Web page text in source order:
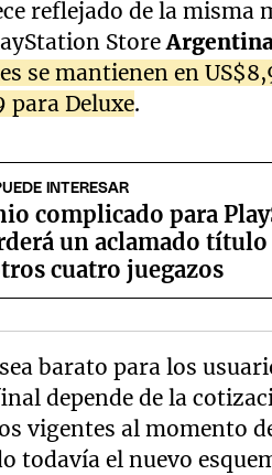
reflejado de la misma
Store Argentina
se mantienen en
para Deluxe.
INTERESAR
complicado para
un aclamado título
cuatro juegazos
barato para los
depende de la
vigentes al momento
todavía el nuevo